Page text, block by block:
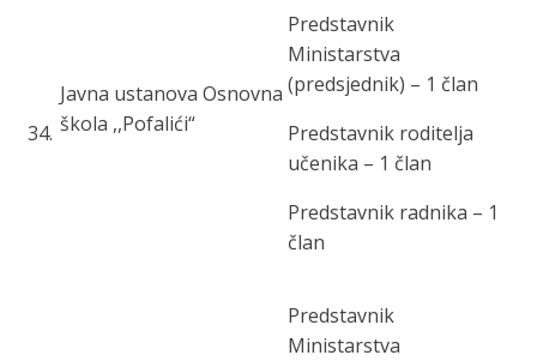
34.
Javna ustanova Osnovna
škola ,,Pofalići“
Predstavnik
Ministarstva
(predsjednik) – 1 član
Predstavnik roditelja
učenika – 1 član
Predstavnik radnika – 1
član
Predstavnik
Ministarstva